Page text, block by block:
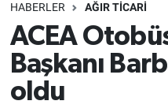
HABERLER AĞIR TİCARİ
ACEA
Başkanı
oldu